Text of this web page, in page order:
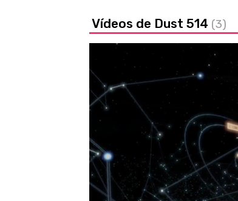
Vídeos de Dust 514 (3)